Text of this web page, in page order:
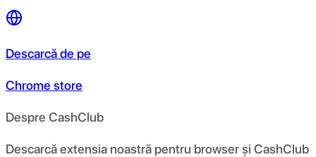
Descarcă de pe
Chrome store
Despre CashClub
Descarcă extensia noastră pentru browser și CashClub